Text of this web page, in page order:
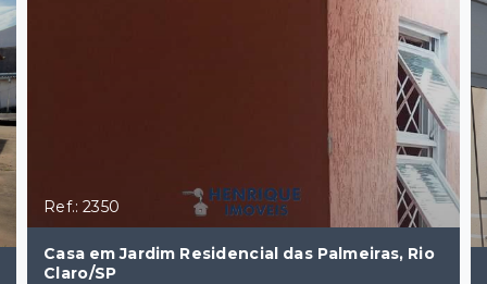
Ref.: 2350
Casa em Jardim Residencial das Palmeiras, Rio
Claro/SP